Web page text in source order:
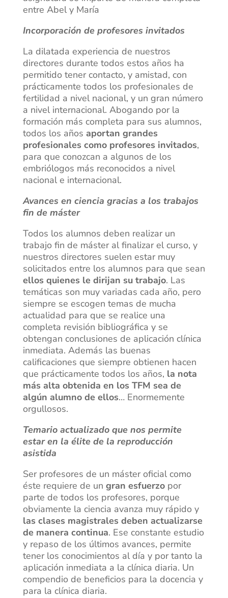
entre Abel y María
Incorporación de profesores invitados
La dilatada experiencia de nuestros
directores durante todos estos años ha
permitido tener contacto, y amistad, con
prácticamente todos los profesionales de
fertilidad a nivel nacional, y un gran número
a nivel internacional. Abogando por la
formación más completa para sus alumnos,
todos los años aportan grandes
profesionales como profesores invitados,
para que conozcan a algunos de los
embriólogos más reconocidos a nivel
nacional e internacional.
Avances en ciencia gracias a los trabajos
fin de máster
Todos los alumnos deben realizar un
trabajo fin de máster al finalizar el curso, y
nuestros directores suelen estar muy
solicitados entre los alumnos para que sean
ellos quienes le dirijan su trabajo. Las
temáticas son muy variadas cada año, pero
siempre se escogen temas de mucha
actualidad para que se realice una
completa revisión bibliográfica y se
obtengan conclusiones de aplicación clínica
inmediata. Además las buenas
calificaciones que siempre obtienen hacen
que prácticamente todos los años, la nota
más alta obtenida en los TFM sea de
algún alumno de ellos… Enormemente
orgullosos.
Temario actualizado que nos permite
estar en la élite de la reproducción
asistida
Ser profesores de un máster oficial como
éste requiere de un gran esfuerzopor
parte de todos los profesores, porque
obviamente la ciencia avanza muy rápido y
las clases magistrales deben actualizarse
de manera continua. Ese constante estudio
y repaso de los últimos avances, permite
tener los conocimientos al día y por tanto la
aplicación inmediata a la clínica diaria. Un
compendio de beneficios para la docencia y
para la clínica diaria.